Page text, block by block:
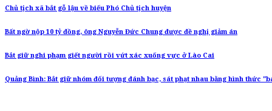
Chủ tịch xã bắt gỗ lậu về biếu Phó Chủ tịch huyện
Bất ngờ nộp 10 tỷ đồng, ông Nguyễn Đức Chung được đề nghị giảm án
Bắt giữ nghi phạm giết người rồi vứt xác xuống vực ở Lào Cai
Quảng Bình: Bắt giữ nhóm đối tượng đánh bạc, sát phạt nhau bằng hình thức